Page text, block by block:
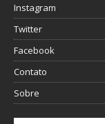
Instagram
Twitter
Facebook
Contato
Sobre